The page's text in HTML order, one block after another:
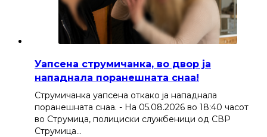
Уапсена струмичанка, во двор ја
нападнала поранешната снаа!
Струмичанка уапсена откако ја нападнала
поранешната снаа. - На 05.08.2026 во 18:40 часот
во Струмица, полициски службеници од СВР
Струмица…